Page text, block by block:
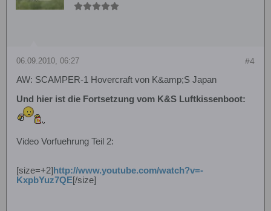
#4
06.09.2010, 06:27
AW: SCAMPER-1 Hovercraft von K&amp;S Japan
Und hier ist die Fortsetzung vom K&S Luftkissenboot:
Video Vorfuehrung Teil 2:
[size=+2] http://www.youtube.com/watch?v=-
KxpbYuz7QE[/size]